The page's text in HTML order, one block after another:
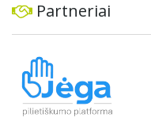
Partneriai